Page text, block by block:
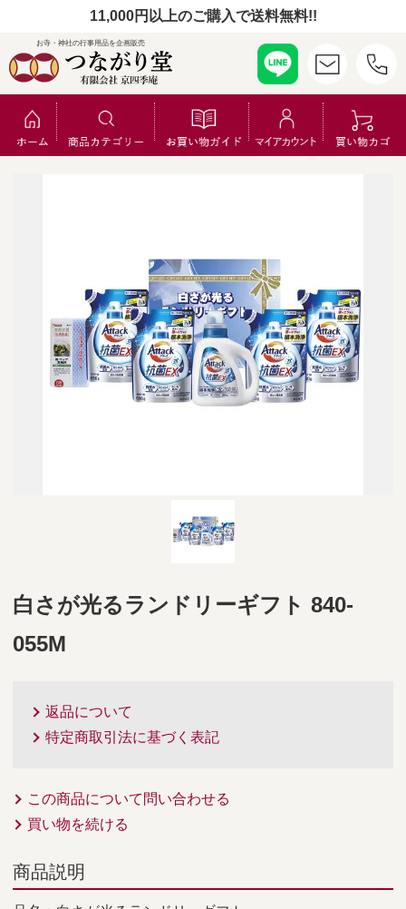
11,000円以上のご購入で送料無料!!
お寺・神社の行事用品を企画販売
白さが光るランドリーギフト 840-
055M
返品について
特定商取引法に基づく表記
この商品について問い合わせる
買い物を続ける
商品説明